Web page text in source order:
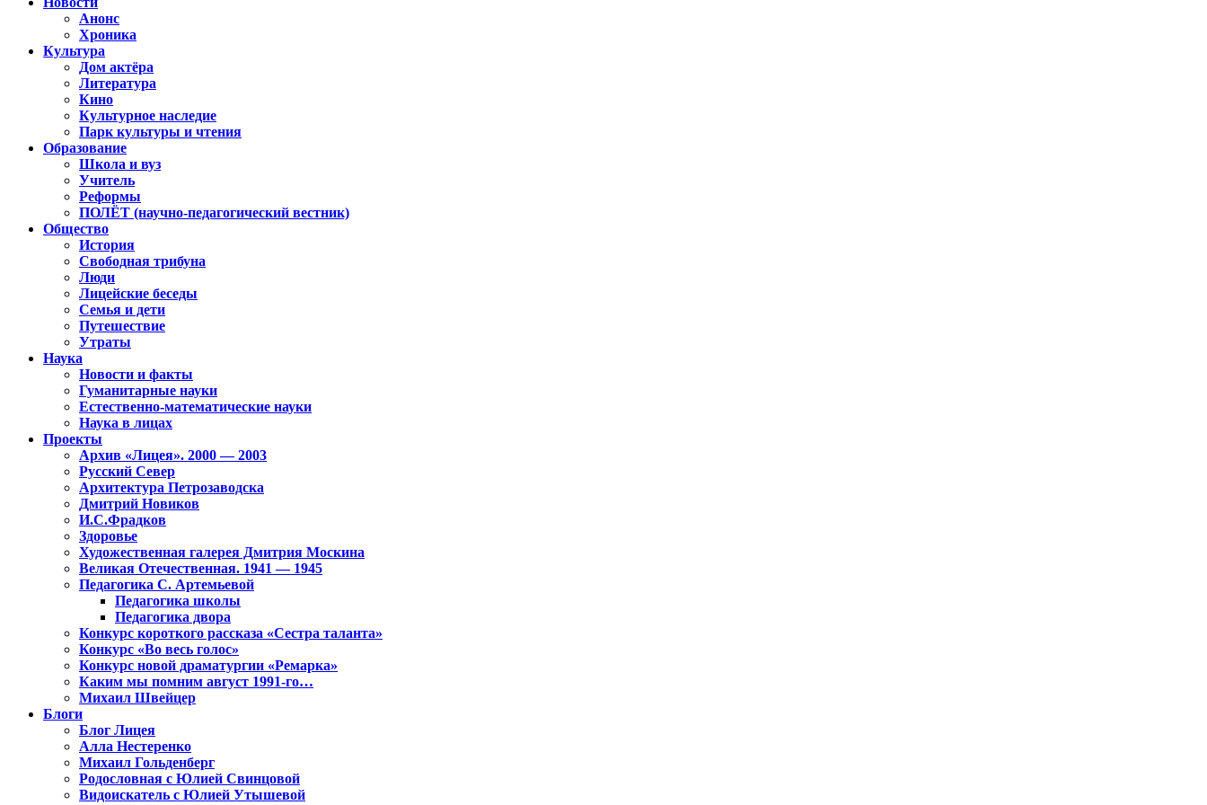
Анонс
Хроника
Культура
Дом актёра
Литература
Кино
Культурное наследие
Парк культуры и чтения
Образование
Школа и вуз
Учитель
Реформы
ПОЛЁТ (научно-педагогический вестник)
Общество
История
Свободная трибуна
Люди
Лицейские беседы
Семья и дети
Путешествие
Утраты
Наука
Новости и факты
Гуманитарные науки
Естественно-математические науки
Наука в лицах
Проекты
Архив «Лицея». 2000 — 2003
Русский Север
Архитектура Петрозаводска
Дмитрий Новиков
И.С.Фрадков
Здоровье
Художественная галерея Дмитрия Москина
Великая Отечественная. 1941 — 1945
Педагогика С. Артемьевой
Педагогика школы
Педагогика двора
Конкурс короткого рассказа «Сестра таланта»
Конкурс «Во весь голос»
Конкурс новой драматургии «Ремарка»
Каким мы помним август 1991-го…
Михаил Швейцер
Блоги
Блог Лицея
Алла Нестеренко
Михаил Гольденберг
Родословная с Юлией Свинцовой
Видоискатель с Юлией Утышевой